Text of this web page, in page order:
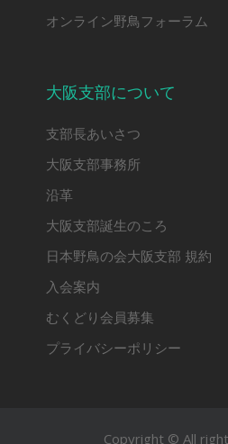
オンライン野鳥フォーラム
大阪支部について
支部長あいさつ
大阪支部事務所
沿革
大阪支部誕生のころ
日本野鳥の会大阪支部 規約
入会案内
むくどり会員募集
プライバシーポリシー
Copyright © All